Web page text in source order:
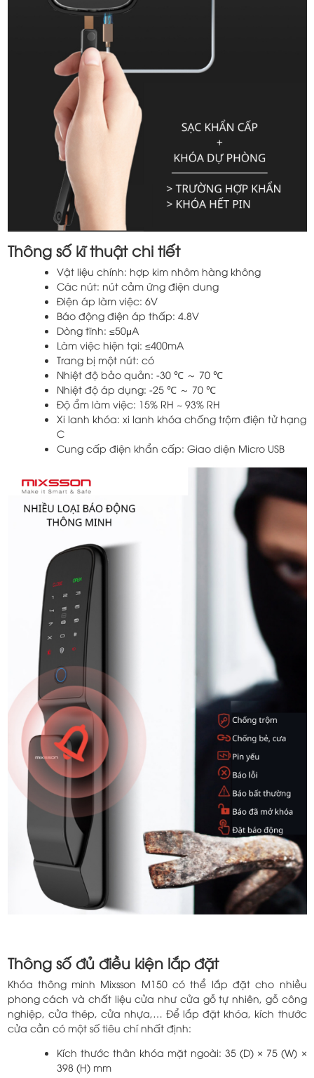
Thông số kĩ thuật chi tiết
Vật liệu chính: hợp kim nhôm hàng không
Các nút: nút cảm ứng điện dung
Điện áp làm việc: 6V
Báo động điện áp thấp: 4.8V
Dòng tĩnh: ≤50μA
Làm việc hiện tại: ≤400mA
Trang bị một nút: có
Nhiệt độ bảo quản: -30 ℃ ～ 70 ℃
Nhiệt độ áp dụng: -25 ℃ ～ 70 ℃
Độ ẩm làm việc: 15% RH ~ 93% RH
Xi lanh khóa: xi lanh khóa chống trộm điện tử hạng
C
Cung cấp điện khẩn cấp: Giao diện Micro USB
Thông số đủ điều kiện lắp đặt
Khóa thông minh Mixsson M150 có thể lắp đặt cho nhiều
phong cách và chất liệu cửa như cửa gỗ tự nhiên, gỗ công
nghiệp, cửa thép, cửa nhựa,… Để lắp đặt khóa, kích thước
cửa cần có một số tiêu chí nhất định:
Kích thước thân khóa mặt ngoài: 35 (D) × 75 (W) ×
398 (H) mm